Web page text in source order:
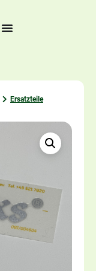
Ersatzteile